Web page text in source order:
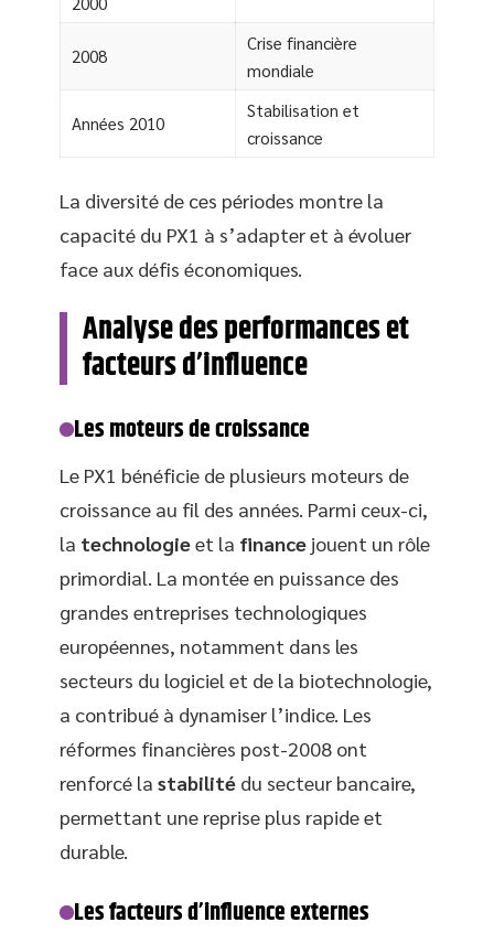
2008
Crise financière
mondiale
Années 2010
Stabilisation et
croissance
La diversité de ces périodes montre la
capacité du PX1 à s’adapter et à évoluer
face aux défis économiques.
Analyse des performances et
facteurs d’influence
Les moteurs de croissance
Le PX1 bénéficie de plusieurs moteurs de
croissance au fil des années. Parmi ceux-ci,
la technologieet la finance jouent un rôle
primordial. La montée en puissance des
grandes entreprises technologiques
européennes, notamment dans les
secteurs du logiciel et de la biotechnologie,
a contribué à dynamiser l’indice. Les
réformes financières post-2008 ont
renforcé la stabilité du secteur bancaire,
permettant une reprise plus rapide et
durable.
Les facteurs d’influence externes